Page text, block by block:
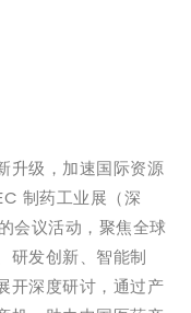
升级，加速国际资源
制药工业展（深
会议活动，聚焦全球
研发创新、智能制
开深度研讨，通过产